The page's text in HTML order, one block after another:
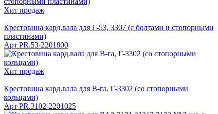
Хит продаж
Крестовина кард.вала для Г-53, 3307 (с болтами и стопорными
пластинами)
Арт PR.53-2201800
Хит продаж
Крестовина кард.вала для В-га, Г-3302 (со стопорными
кольцами)
Арт PR.3102-2201025